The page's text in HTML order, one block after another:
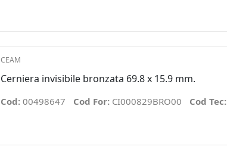
CEAM
Cerniera invisibile bronzata 69.8 x 15.9 mm.
Cod: 00498647 Cod For: CI000829BRO00 Cod Tec: